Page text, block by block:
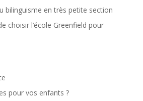
bilinguisme en très petite section
choisir l’école Greenfield pour
pour vos enfants ?